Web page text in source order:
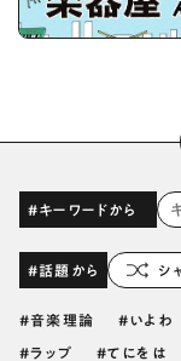
#キーワードから
#話題から シ
音楽理論 いよわ
ラップ てにをは